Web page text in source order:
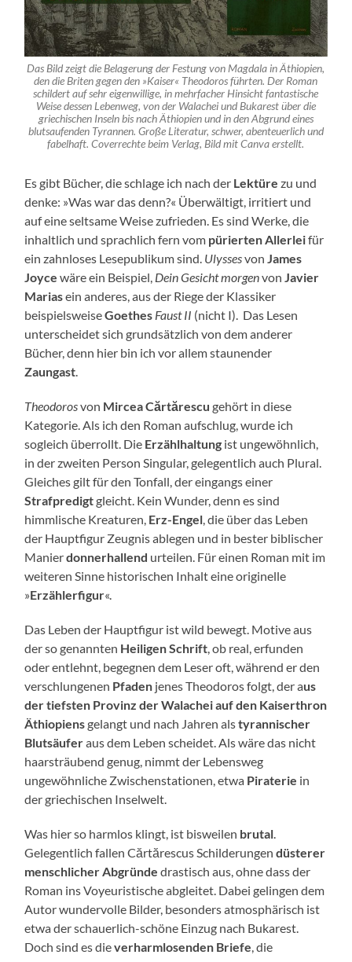
Das Bild zeigt die Belagerung der Festung von Magdala in Äthiopien,
den die Briten gegen den »Kaiser« Theodoros führten. Der Roman
schildert auf sehr eigenwillige, in mehrfacher Hinsicht fantastische
Weise dessen Lebenweg, von der Walachei und Bukarest über die
griechischen Inseln bis nach Äthiopien und in den Abgrund eines
blutsaufenden Tyrannen. Große Literatur, schwer, abenteuerlich und
fabelhaft. Coverrechte beim Verlag, Bild mit Canva erstellt.
Es gibt Bücher, die schlage ich nach der Lektürezu und
denke: »Was war das denn?« Überwältigt, irritiert und
auf eine seltsame Weise zufrieden. Es sind Werke, die
inhaltlich und sprachlich fern vom pürierten Allerleifür
ein zahnloses Lesepublikum sind. UlyssesvonJames
Joyce wäre ein Beispiel, Dein Gesicht morgenvonJavier
Mariasein anderes, aus der Riege der Klassiker
beispielsweiseGoethes Faust II (nicht I). Das Lesen
unterscheidet sich grundsätzlich von dem anderer
Bücher, denn hier bin ich vor allem staunender
Zaungast.
Theodorosvon Mircea Cărtărescu gehört in diese
Kategorie. Als ich den Roman aufschlug, wurde ich
sogleich überrollt. Die Erzählhaltung ist ungewöhnlich,
in der zweiten Person Singular, gelegentlich auch Plural.
Gleiches gilt für den Tonfall, der eingangs einer
Strafpredigtgleicht. Kein Wunder, denn es sind
himmlische Kreaturen, Erz-Engel, die über das Leben
der Hauptfigur Zeugnis ablegen und in bester biblischer
Manierdonnerhallend urteilen. Für einen Roman mit im
weiteren Sinne historischen Inhalt eine originelle
»Erzählerfigur«.
Das Leben der Hauptfigur ist wild bewegt. Motive aus
der so genannten Heiligen Schrift, ob real, erfunden
oder entlehnt, begegnen dem Leser oft, während er den
verschlungenen Pfaden jenes Theodoros folgt, der aus
der tiefsten Provinz der Walachei auf den Kaiserthron
Äthiopiensgelangt und nach Jahren alstyrannischer
Blutsäuferaus dem Leben scheidet. Als wäre das nicht
haarsträubend genug, nimmt der Lebensweg
ungewöhnliche Zwischenstationen, etwa Piraterie in
der griechischen Inselwelt.
Was hier so harmlos klingt, ist bisweilen brutal.
Gelegentlich fallen Cărtărescus Schilderungen düsterer
menschlicher Abgründe drastisch aus, ohne dass der
Roman ins Voyeuristische abgleitet. Dabei gelingen dem
Autor wundervolle Bilder, besonders atmosphärisch ist
etwa der schauerlich-schöne Einzug nach Bukarest.
Doch sind es dieverharmlosenden Briefe, die